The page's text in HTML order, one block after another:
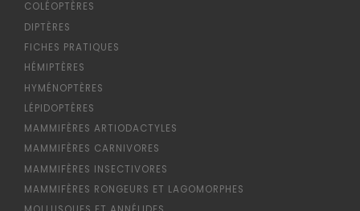
COLÉOPTÈRES
DIPTÈRES
FICHES PRATIQUES
HÉMIPTÈRES
HYMÉNOPTÈRES
LÉPIDOPTÈRES
MAMMIFÈRES ARTIODACTYLES
MAMMIFÈRES CARNIVORES
MAMMIFÈRES INSECTIVORES
MAMMIFÈRES RONGEURS ET LAGOMORPHES